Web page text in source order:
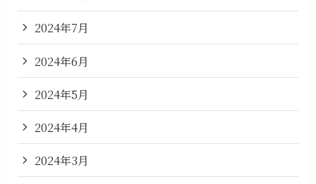
2024年7月
2024年6月
2024年5月
2024年4月
2024年3月